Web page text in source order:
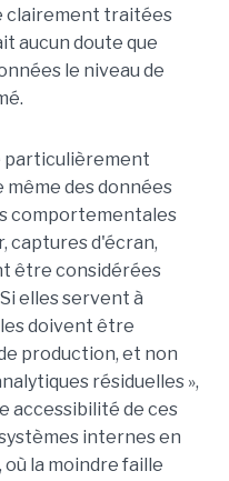
clairement traitées
aucun doute que
le niveau de
particulièrement
des données
comportementales
captures d'écran,
être considérées
elles servent à
doivent être
production, et non
résiduelles »,
accessibilité de ces
internes en
la moindre faille